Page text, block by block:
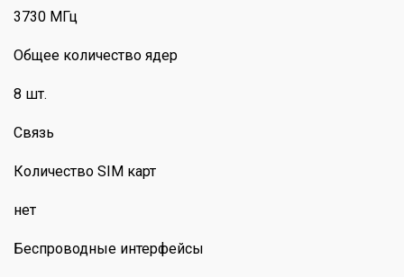
3730 МГц
Общее количество ядер
8 шт.
Связь
Количество SIM карт
нет
Беспроводные интерфейсы